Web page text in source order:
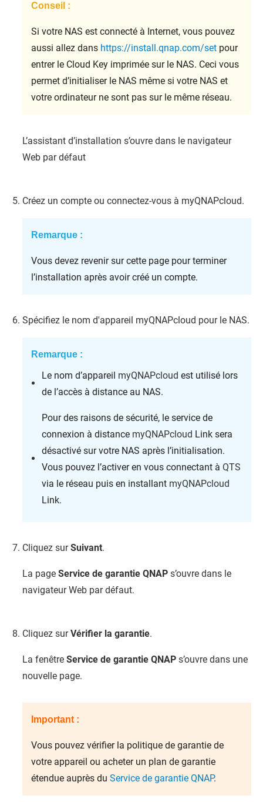
Conseil :
Si votre NAS est connecté à Internet, vous pouvez
aussi allez dans https://install.qnap.com/set pour
entrer le Cloud Key imprimée sur le NAS. Ceci vous
permet d’initialiser le NAS même si votre NAS et
votre ordinateur ne sont pas sur le même réseau.
L’assistant d’installation s’ouvre dans le navigateur
Web par défaut
Créez un compte ou connectez-vous à myQNAPcloud.
Remarque :
Vous devez revenir sur cette page pour terminer
l’installation après avoir créé un compte.
Spécifiez le nom d'appareil myQNAPcloud pour le NAS.
Remarque :
Le nom d’appareil myQNAPcloud est utilisé lors
de l’accès à distance au NAS.
Pour des raisons de sécurité, le service de
connexion à distance myQNAPcloud Link sera
désactivé sur votre NAS après l’initialisation.
Vous pouvez l’activer en vous connectant à QTS
via le réseau puis en installant myQNAPcloud
Link.
Cliquez surSuivant.
La page Service de garantie QNAP s’ouvre dans le
navigateur Web par défaut.
Cliquez surVérifier la garantie.
La fenêtre Service de garantie QNAP s’ouvre dans une
nouvelle page.
Important :
Vous pouvez vérifier la politique de garantie de
votre appareil ou acheter un plan de garantie
étendue auprès du Service de garantie QNAP.